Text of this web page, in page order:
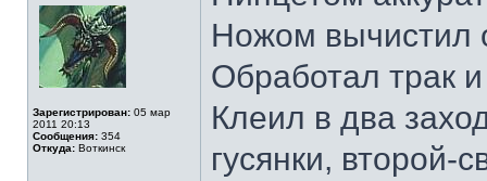
Зарегистрирован: 05 мар
2011 20:13
Сообщения: 354
Откуда: Воткинск
Ножом вычистил
Обработал трак
Клеил в два
гусянки, второй-